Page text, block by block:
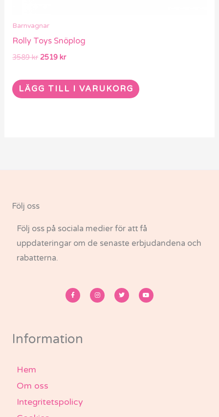
Barnvagnar
Rolly Toys Snöplog
3589kr 2519kr
LÄGG TILL I VARUKORG
Följ oss
Följ oss på sociala medier för att få
uppdateringar om de senaste erbjudandena och
rabatterna.
a
c
e
f
n
s
t
w
i
t
o
u
t
Information
Hem
Om oss
Integritetspolicy